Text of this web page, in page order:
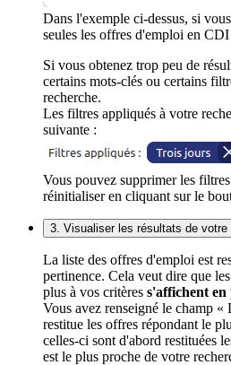
Dans l'exemple ci-dessus, si
seules les offres d'emploi en
Si vous obtenez trop peu de
certains mots-clés ou certains
recherche.
Les filtres appliqués à votre
suivante :
Vous pouvez supprimer les
réinitialiser en cliquant sur le
3. Visualiser les résultats de votre
La liste des offres d'emploi est
pertinence. Cela veut dire que
plus à vos critères s'affichent
Vous avez renseigné le champ
restitue les offres répondant le
celles-ci sont d'abord restituées
est le plus proche de votre